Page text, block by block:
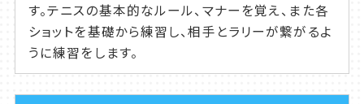
す。テニスの基本的なルール、マナーを覚え、また各
ショットを基礎から練習し、相手とラリーが繋がるよ
うに練習をします。